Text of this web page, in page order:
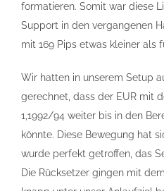
formatieren. Somit war diese
Support in den vergangenen
mit 169 Pips etwas kleiner als
Wir hatten in unserem Setup
gerechnet, dass der EUR mit
1,1992/94 weiter bis in den
könnte. Diese Bewegung hat
wurde perfekt getroffen, das
Die Rücksetzer gingen mit